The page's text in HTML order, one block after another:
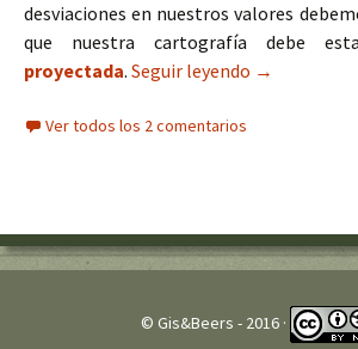
desviaciones en nuestros valores
que nuestra cartografía debe
proyectada. Seguir leyendo Cálculos
→
Ver todos los 2 comentarios
© Gis&Beers - 2016 ·